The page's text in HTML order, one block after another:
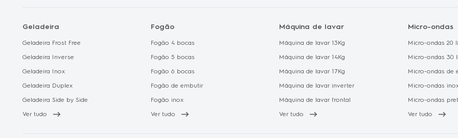
Geladeira
Geladeira Frost Free
Geladeira Inverse
Geladeira Inox
Geladeira Duplex
Geladeira Side by Side
Ver tudo
Fogão
Fogão 4 bocas
Fogão 5 bocas
Fogão 6 bocas
Fogão de embutir
Fogão inox
Ver tudo
Máquina de lavar
Máquina de lavar 13Kg
Máquina de lavar 14Kg
Máquina de lavar 17Kg
Máquina de lavar inverter
Máquina de lavar frontal
Ver tudo
Micro-ondas
Micro-ondas 20
Micro-ondas 30
Micro-ondas de
Micro-ondas
Micro-ondas
Ver tudo